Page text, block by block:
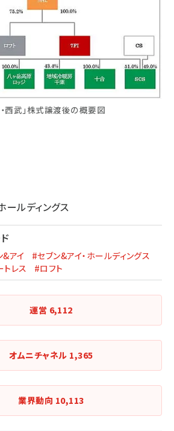
・西武」株式譲渡後の概要図
ールディングス
&アイ
#セブン&アイ・ホールディングス
トレス #ロフト
運営 6,112
オムニチャネル 1,365
業界動向 10,113